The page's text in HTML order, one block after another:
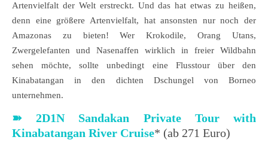
Artenvielfalt der Welt erstreckt. Und das hat etwas zu heißen,
denn eine größere Artenvielfalt, hat ansonsten nur noch der
Amazonas zu bieten! Wer Krokodile, Orang Utans,
Zwergelefanten und Nasenaffen wirklich in freier Wildbahn
sehen möchte, sollte unbedingt eine Flusstour über den
Kinabatangan in den dichten Dschungel von Borneo
unternehmen.
➽
2D1N Sandakan Private Tour with
Kinabatangan River Cruise* (ab 271 Euro)